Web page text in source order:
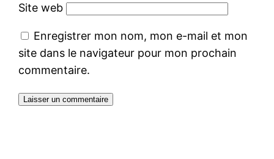
Site web
Enregistrer mon nom, mon e-mail et mon
site dans le navigateur pour mon prochain
commentaire.